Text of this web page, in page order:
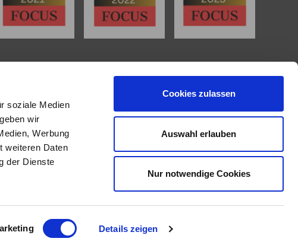
soziale Medien
wir
Werbung
weiteren Daten
der Dienste
Details zeigen
Cookies zulassen
Auswahl erlauben
Nur notwendige Cookies
IMMOBILIENANGEBOTE
Häuser zum Kauf
Mietangebote
Renditeobjekte
Gewerbeimmobilien